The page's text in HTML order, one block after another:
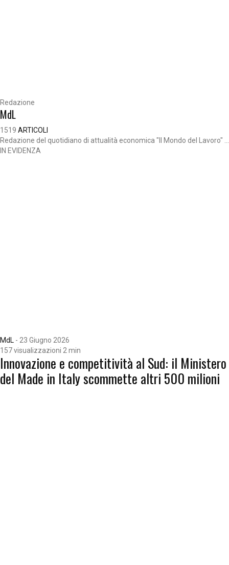
Redazione
MdL
1519 ARTICOLI
Redazione del quotidiano di attualità economica "Il Mondo del Lavoro" ...
IN EVIDENZA
MdL - 23 Giugno 2026
157 visualizzazioni 2 min
Innovazione e competitività al Sud: il Ministero
del Made in Italy scommette altri 500 milioni